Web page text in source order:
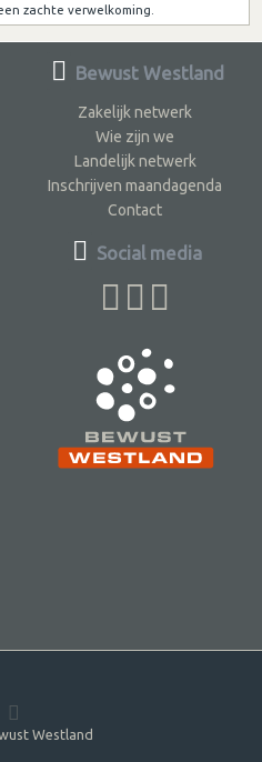
zachte verwelkoming.
Bewust Westland
Zakelijk netwerk
Wie zijn we
Landelijk netwerk
Inschrijven maandagenda
Contact
Social media
Westland